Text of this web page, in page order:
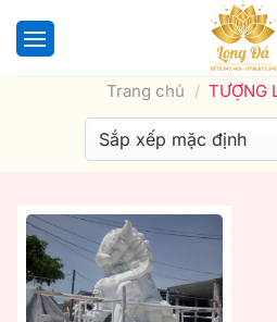
qua
Trang chủ / TƯỢNG